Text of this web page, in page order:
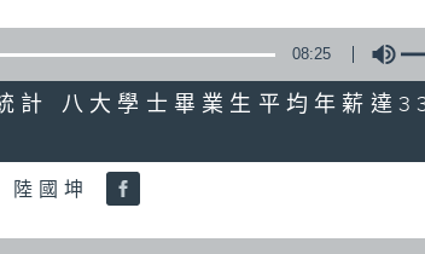
08:25
八大學士畢業生平均年薪達
陸國坤